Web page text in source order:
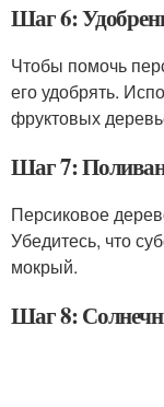
Шаг 6:
Чтобы помочь
его удобрять.
фруктовых
Шаг 7:
Персиковое
Убедитесь, что
мокрый.
Шаг 8: